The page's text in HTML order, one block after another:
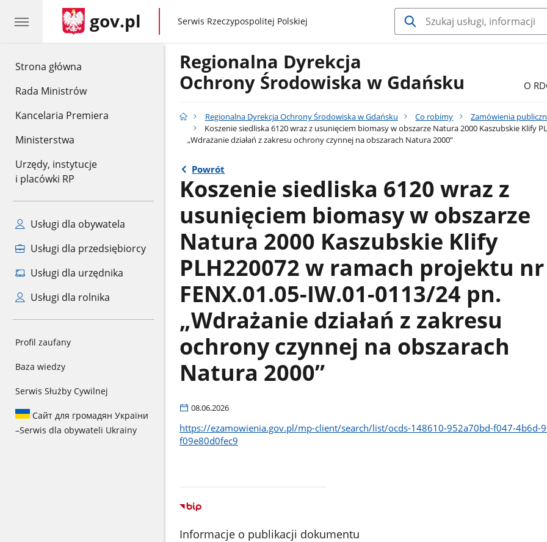
Strona główna
Rada Ministrów
Kancelaria Premiera
Ministerstwa
Urzędy, instytucje
i placówki RP
Usługi dla obywatela
Usługi dla przedsiębiorcy
Usługi dla urzędnika
Usługi dla rolnika
Profil zaufany
Baza wiedzy
Serwis Służby Cywilnej
Сайт для громадян України
–Serwis dla obywateli Ukrainy
gov.pl gov.pl
Serwis Rzeczypospolitej Polskiej
Regionalna Dyrekcja
Ochrony Środowiska w Gdańsku
O
Regionalna Dyrekcja Ochrony Środowiska w Gdańsku Co robimy
Zamówienia
Koszenie siedliska 6120 wraz z usunięciem biomasy w obszarze Natura 2000 Kaszubskie Klify
„Wdrażanie działań z zakresu ochrony czynnej na obszarach Natura 2000”
Powrót
Koszenie siedliska 6120 wraz z
usunięciem biomasy w obszarze
Natura 2000 Kaszubskie Klify
PLH220072 w ramach projektu nr
FENX.01.05-IW.01-0113/24 pn.
„Wdrażanie działań z zakresu
ochrony czynnej na obszarach
Natura 2000”
08.06.2026
https://ezamowienia.gov.pl/mp-client/search/list/ocds-148610-952a70bd-f047-4b6d-
f09e80d0fec9
Informacje o publikacji dokumentu